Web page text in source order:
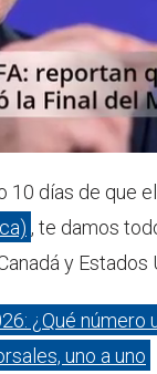
10 días de que
, te damos
y Estados
¿Qué número
uno a uno